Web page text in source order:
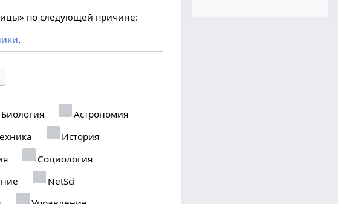
по следующей причине:
.
Астрономия
История
Социология
NetSci